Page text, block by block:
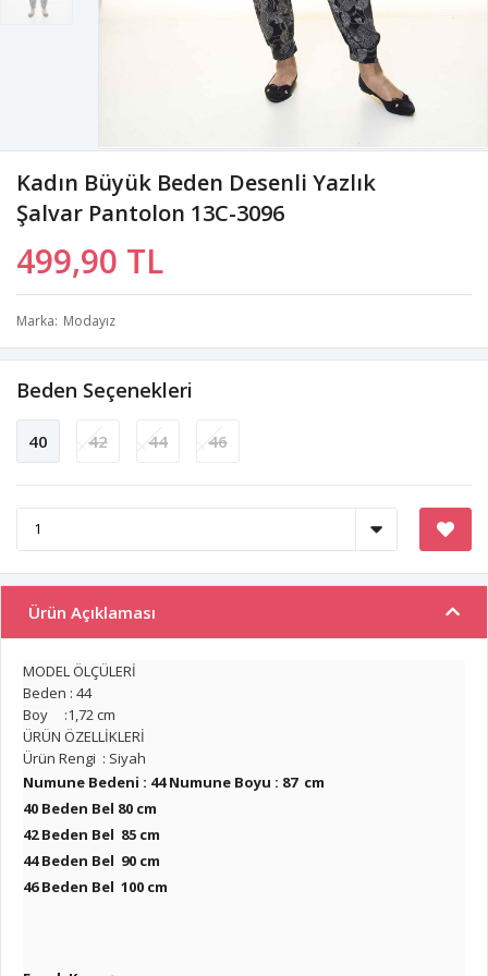
Kadın Büyük Beden Desenli Yazlık
Şalvar Pantolon 13C-3096
499,90 TL
Marka Modayız
Beden Seçenekleri
40 42 44 46
Ürün Açıklaması
MODEL ÖLÇÜLERİ
Beden : 44
Boy :1,72 cm
ÜRÜN ÖZELLİKLERİ
Ürün Rengi : Siyah
Numune Bedeni : 44 Numune Boyu : 87 cm
40 Beden Bel 80 cm
42 Beden Bel 85 cm
44 Beden Bel 90 cm
46 Beden Bel 100 cm